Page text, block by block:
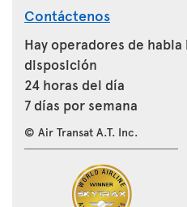
Contáctenos
Hay operadores de habla
disposición
24 horas del día
7 días por semana
© Air Transat A.T. Inc.